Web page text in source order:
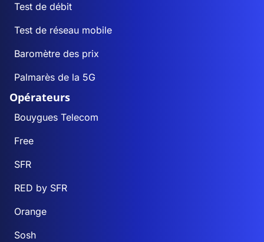
Test de débit
Test de réseau mobile
Baromètre des prix
Palmarès de la 5G
Opérateurs
Bouygues Telecom
Free
SFR
RED by SFR
Orange
Sosh